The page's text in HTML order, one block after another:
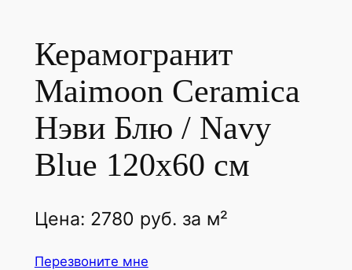
Керамогранит
Maimoon Ceramica
Нэви Блю / Navy
Blue 120х60 см
Цена: 2780 руб. за м²
Перезвоните мне